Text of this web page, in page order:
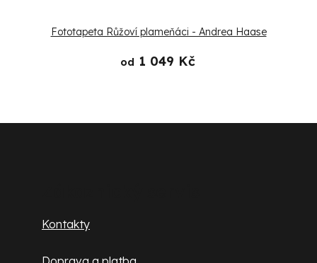
Fototapeta Růžoví plameňáci - Andrea Haase
od 1 049 Kč
Kontakty